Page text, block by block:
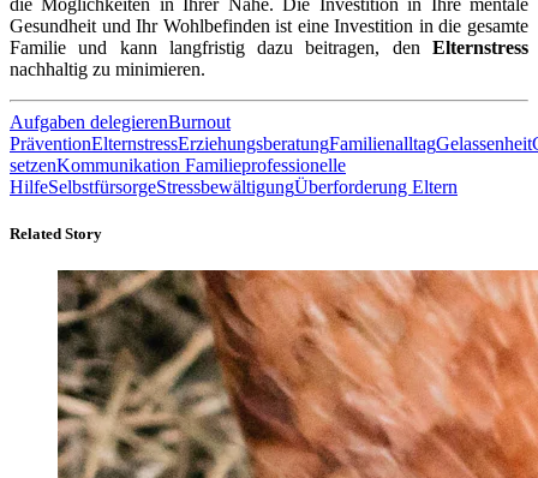
Gesundheit und Ihr Wohlbefinden ist eine Investition in die gesamte
Familie und kann langfristig dazu beitragen, den Elternstress
nachhaltig zu minimieren.
Aufgaben delegierenBurnout
PräventionElternstressErziehungsberatungFamilienalltagGelassenheit
setzenKommunikation Familieprofessionelle
HilfeSelbstfürsorgeStressbewältigungÜberforderung Eltern
Related Story